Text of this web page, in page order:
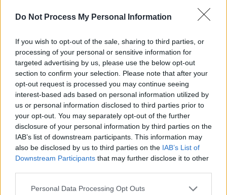
Do Not Process My Personal Information
If you wish to opt-out of the sale, sharing to third parties, or
processing of your personal or sensitive information for
targeted advertising by us, please use the below opt-out
section to confirm your selection. Please note that after your
opt-out request is processed you may continue seeing
interest-based ads based on personal information utilized by
us or personal information disclosed to third parties prior to
your opt-out. You may separately opt-out of the further
disclosure of your personal information by third parties on the
IAB’s list of downstream participants. This information may
also be disclosed by us to third parties on the IAB’s List of
Downstream Participants that may further disclose it to other
Please note that this website/app uses one or more Google
Personal Data Processing Opt Outs
Λιβύη: Η χώρα βυθισμένη στο χάος,
Καντάφι
Η πτώση του Καντάφι άρχισε με την
Αραβική Άνοιξη τον Φεβρουάριο του 2011
και ολοκληρώθηκε με τη δολοφονία του, τον
Οκτώβριο του ίδιου έτους